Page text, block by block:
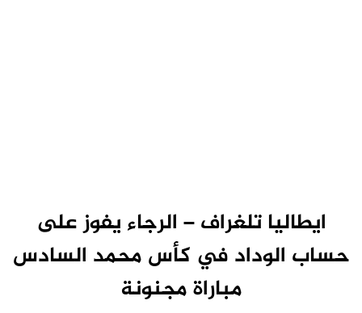
ايطاليا تلغراف – الرجاء يفوز على
حساب الوداد في كأس محمد السادس
مباراة مجنونة